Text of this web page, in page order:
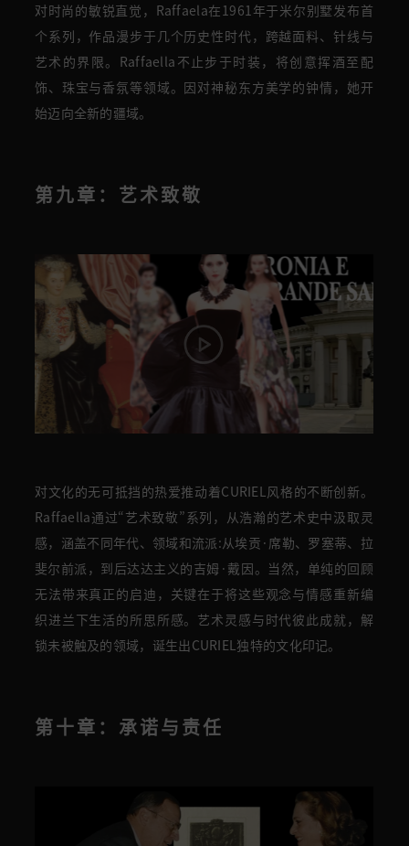
对时尚的敏锐直觉，Raffaela在1961年于米尔别墅发布首
个系列，作品漫步于几个历史性时代，跨越面料、针线与
艺术的界限。Raffaella不止步于时装，将创意挥酒至配
饰、珠宝与香氛等领域。因对神秘东方美学的钟情，她开
始迈向全新的疆域。
第九章：艺术致敬
对文化的无可抵挡的热爱推动着CURIEL风格的不断创新。
Raffaella通过“艺术致敬”系列，从浩瀚的艺术史中汲取灵
感，涵盖不同年代、领域和流派:从埃贡·席勒、罗塞蒂、拉
斐尔前派，到后达达主义的吉姆·戴因。当然，单纯的回顾
无法带来真正的启迪，关键在于将这些观念与情感重新编
织进兰下生活的所思所感。艺术灵感与时代彼此成就，解
锁未被触及的领域，诞生出CURIEL独特的文化印记。
第十章：承诺与责任